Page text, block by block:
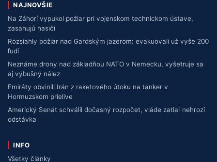
NAJNOVŠIE
Na Záhorí vypukol požiar pri vojenskom technickom ústave,
zasahujú hasiči
Rozsiahly požiar nad Gardským jazerom: evakuovali už vyše 200
ľudí
Neznáme drony nad základňou NATO v Nemecku, vyšetruje sa
aj výbušný nález
Emiráty obvinili Irán z raketového útoku na tanker v
Hormuzskom prielive
Americký Senát schválil dočasný rozpočet, vláde zatiaľ nehrozí
odstávka
INFO
Všetky články